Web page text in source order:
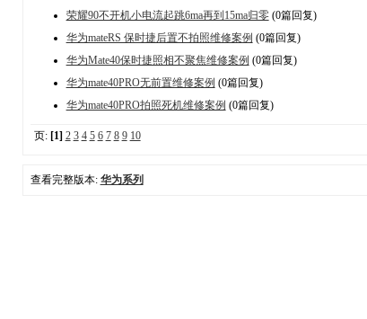
荣耀90不开机小电流起跳6ma再到15ma归零(0篇回复)
华为mateRS 保时捷后置不拍照维修案例 (0篇回复)
华为Mate40保时捷照相不聚焦维修案例 (0篇回复)
华为mate40PRO无前置维修案例 (0篇回复)
华为mate40PRO拍照死机维修案例 (0篇回复)
页: [1] 2 3 4 5 6 7 8 9 10
查看完整版本: 华为系列